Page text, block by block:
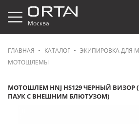
Москва
ГЛАВНАЯ КАТАЛОГ
ЭКИПИРОВКА ДЛЯ
МОТОШЛЕМЫ
МОТОШЛЕМ HNJ HS129 ЧЕРНЫЙ
ПАУК С ВНЕШНИМ БЛЮТУЗОМ)